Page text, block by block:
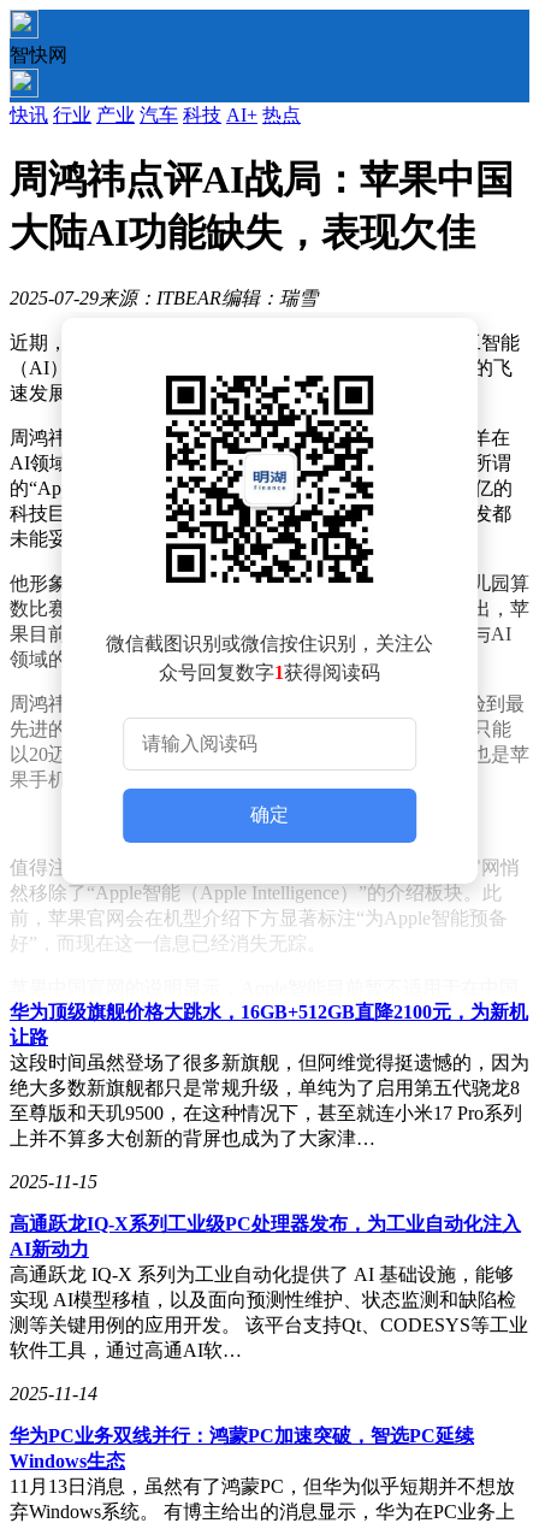
智快网
快讯 行业 产业 汽车 科技 AI+ 热点
周鸿祎点评AI战局：苹果中国
大陆AI功能缺失，表现欠佳
2025-07-29来源：ITBEAR编辑：瑞雪
近期，360集团的创始人周鸿祎在微博上针对当前的人工智能
（AI）领域竞争发表了个人见解。他指出，随着AI技术的飞
速发展，行业竞争日趋白热化，透明度也在显著提升。
周鸿祎特别提到了苹果公司，认为这位昔日的技术领头羊在
AI领域的表现不尽如人意。他直言不讳地批评道，苹果所谓
的“Apple Intelligence”简直是一败涂地，对于一个市值万亿的
科技巨头而言，在AI战场上竟然连基本的模型和产品开发都
未能妥善解决，这无疑让人感到惊讶和失望。
他形象地比喻道，这就像让科学巨匠爱因斯坦去参加幼儿园算
数比赛，却意外落败，令人难以置信。周鸿祎进一步指出，苹
果目前面临一个关键抉择，是继续孤军奋战，还是寻求与AI
领域的强者合作。
周鸿祎强调，如果用户手持最新款的iPhone，却无法体验到最
先进的AI功能，那感觉就像是买了一辆法拉利跑车，却只能
以20迈的速度行驶，这无疑是对用户体验的巨大打击，也是苹
果手机当前面临的尴尬局面。
值得注意的是，今年7月初，有网友发现苹果中国大陆官网悄
然移除了“Apple智能（Apple Intelligence）”的介绍板块。此
前，苹果官网会在机型介绍下方显著标注“为Apple智能预备
好”，而现在这一信息已经消失无踪。
大陆购买的iPhone机型。对于在中国大陆以外购买的支持
Apple智能的iPhone机型，如果用户位于中国大陆，且Apple账
户的国家/地区设置也在中国大陆，那么同样无法使用Apple智
能。不过，苹果也提到，一旦Apple智能在中国大陆推出，先
前购买的支持该功能的iPhone机型将可在该地区激活并使用。
推出，这无疑给期待这一功能的用户留下了悬念和期待。
微信截图识别或微信按住识别，关注公
众号回复数字1获得阅读码
确定
华为顶级旗舰价格大跳水，16GB+512GB直降2100元，为新机
让路
这段时间虽然登场了很多新旗舰，但阿维觉得挺遗憾的，因为
绝大多数新旗舰都只是常规升级，单纯为了启用第五代骁龙8
至尊版和天玑9500，在这种情况下，甚至就连小米17 Pro系列
上并不算多大创新的背屏也成为了大家津…
2025-11-15
高通跃龙IQ-X系列工业级PC处理器发布，为工业自动化注入
AI新动力
高通跃龙 IQ-X 系列为工业自动化提供了 AI 基础设施，能够
实现 AI模型移植，以及面向预测性维护、状态监测和缺陷检
测等关键用例的应用开发。 该平台支持Qt、CODESYS等工业
软件工具，通过高通AI软…
2025-11-14
华为PC业务双线并行：鸿蒙PC加速突破，智选PC延续
Windows生态
11月13日消息，虽然有了鸿蒙PC，但华为似乎短期并不想放
弃Windows系统。 有博主给出的消息显示，华为在PC业务上